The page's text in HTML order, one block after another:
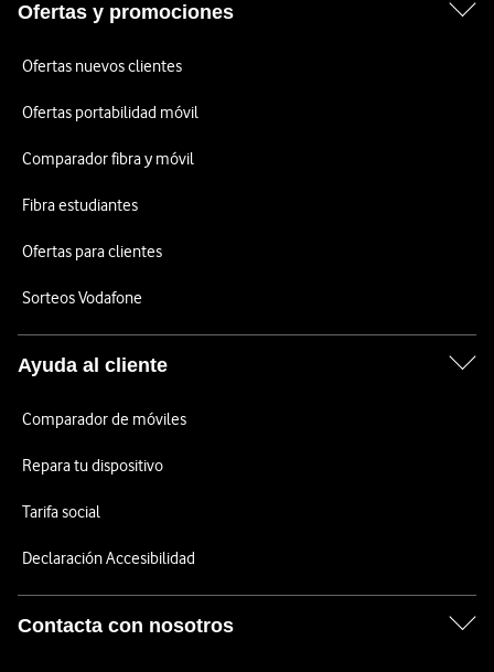
Ofertas y promociones
Ofertas nuevos clientes
Ofertas portabilidad móvil
Comparador fibra y móvil
Fibra estudiantes
Ofertas para clientes
Sorteos Vodafone
Ayuda al cliente
Comparador de móviles
Repara tu dispositivo
Tarifa social
Declaración Accesibilidad
Contacta con nosotros